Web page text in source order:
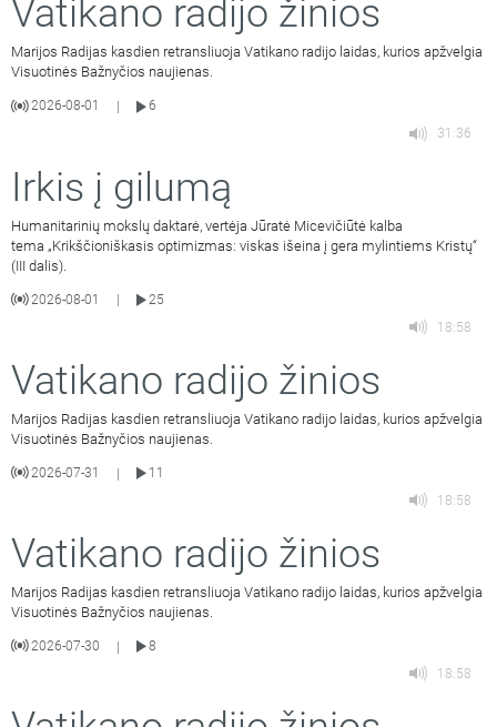
Vatikano radijo žinios
Marijos Radijas kasdien retransliuoja Vatikano radijo laidas, kurios apžvelgia
Visuotinės Bažnyčios naujienas.
2026-08-01
6
31:36
Irkis į gilumą
Humanitarinių mokslų daktarė, vertėja Jūratė Micevičiūtė kalba
tema „Krikščioniškasis optimizmas: viskas išeina į gera mylintiems Kristų“
(III dalis).
2026-08-01
25
18:58
Vatikano radijo žinios
Marijos Radijas kasdien retransliuoja Vatikano radijo laidas, kurios apžvelgia
Visuotinės Bažnyčios naujienas.
2026-07-31 |
11
18:58
Vatikano radijo žinios
Marijos Radijas kasdien retransliuoja Vatikano radijo laidas, kurios apžvelgia
Visuotinės Bažnyčios naujienas.
2026-07-30 |
8
18:58